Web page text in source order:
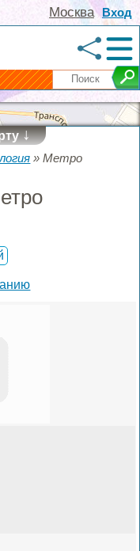
Вход
Москва
↓
»Метро